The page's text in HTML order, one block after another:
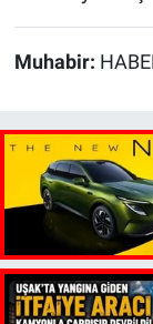
Muhabir: